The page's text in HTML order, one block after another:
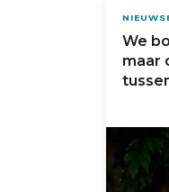
We
maar